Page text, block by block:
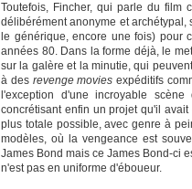
Toutefois, Fincher, qui parle du film
délibérément anonyme et
le générique, encore une fois) pour
années 80. Dans la forme déjà, le
sur la galère et la minutie, qui
à des revenge movies expéditifs
l'exception d'une incroyable
concrétisant enfin un projet qu'il avait
plus totale possible, avec genre à
modèles, où la vengeance est
James Bond mais ce James Bond-ci
n'est pas en uniforme d'éboueur.